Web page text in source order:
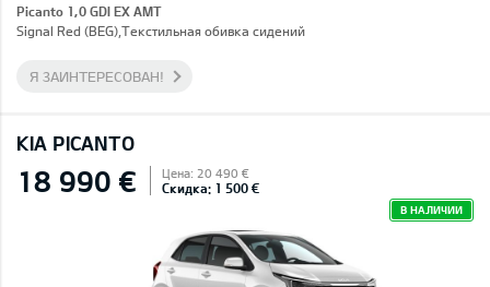
Picanto 1,0 GDI EX AMT
Signal Red (BEG),Текстильная обивка сидений
Я ЗАИНТЕРЕСОВАН!
KIA PICANTO
18 990 € Цена: 20 490 €
Скидка: 1 500 €
В НАЛИЧИИ